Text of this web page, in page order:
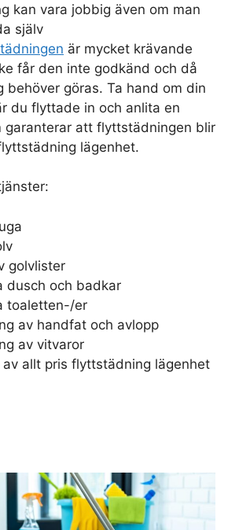
kan vara jobbig även om man
själv
är mycket krävande
får den inte godkänd och då
behöver göras. Ta hand om din
du flyttade in och anlita en
garanterar att flyttstädningen blir
lägenhet.
golvlister
dusch och badkar
toaletten-/er
av handfat och avlopp
av vitvaror
av allt pris flyttstädning lägenhet